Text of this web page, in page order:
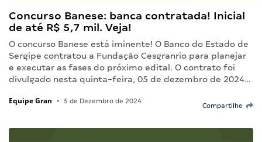
Concurso Banese: banca contratada! Inicial
de até R$ 5,7 mil. Veja!
O concurso Banese está iminente! O Banco do Estado de
Sergipe contratou a Fundação Cesgranrio para planejar
e executar as fases do próximo edital. O contrato foi
divulgado nesta quinta-feira, 05 de dezembro de 2024…
Equipe Gran • 5 de Dezembro de 2024
Compartilhe